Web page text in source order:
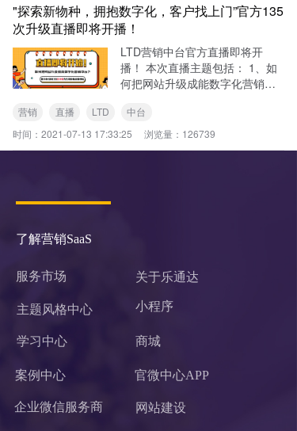
"探索新物种，拥抱数字化，客户找上门”官方135
次升级直播即将开播！
LTD营销中台官方直播即将开
播！ 本次直播主题包括： 1、如
何把网站升级成能数字化营销中
营销SaaS中台系统第135次更新
说明 3、特邀嘉宾钉钉服务商、
营销 直播 LTD
中台
时间： 2021-07-13 17:33:25 浏览量： 126739
了解营销SaaS
关于乐通达
服务市场
主题风格中心 小程序
学习中心 商城
案例中心 官微中心APP
企业微信服务商 网站建设